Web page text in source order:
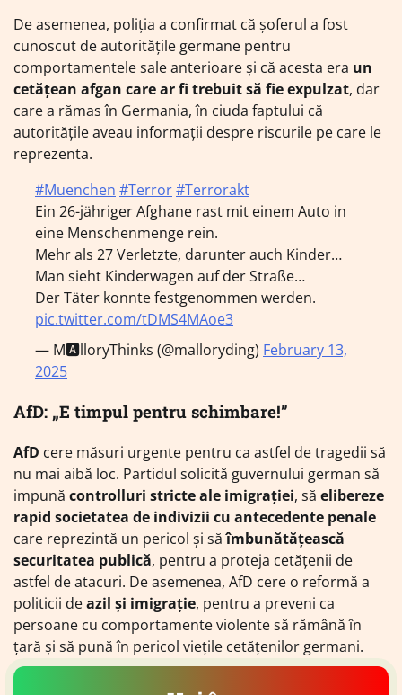
De asemenea, poliția a confirmat că șoferul a fost
cunoscut de autoritățile germane pentru
comportamentele sale anterioare și că acesta era un
cetățean afgan care ar fi trebuit să fie expulzat, dar
care a rămas în Germania, în ciuda faptului că
autoritățile aveau informații despre riscurile pe care le
reprezenta.
#Muenchen #Terror#Terrorakt
Ein 26-jähriger Afghane rast mit einem Auto in
eine Menschenmenge rein.
Mehr als 27 Verletzte, darunter auch Kinder…
Man sieht Kinderwagen auf der Straße…
Der Täter konnte festgenommen werden.
pic.twitter.com/tDMS4MAoe3
— M🅰️lloryThinks (@malloryding) February 13,
2025
AfD: „E timpul pentru schimbare!”
AfD cere măsuri urgente pentru ca astfel de tragedii să
nu mai aibă loc. Partidul solicită guvernului german să
impună controlluri stricte ale imigrației, să elibereze
rapid societatea de indivizii cu antecedente penale
care reprezintă un pericol și săîmbunătățească
securitatea publică, pentru a proteja cetățenii de
astfel de atacuri. De asemenea, AfD cere o reformă a
politicii deazil și imigrație, pentru a preveni ca
persoane cu comportamente violente să rămână în
țară și să pună în pericol viețile cetățenilor germani.